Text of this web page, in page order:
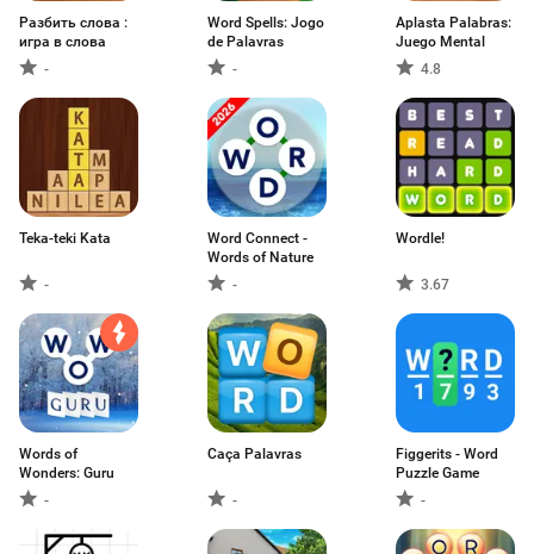
Разбить слова :
игра в слова
-
Word Spells: Jogo
de Palavras
-
Aplasta Palabras:
Juego Mental
4.8
Teka-teki Kata
-
Word Connect -
Words of Nature
-
Wordle!
3.67
Words of
Wonders: Guru
-
Caça Palavras
-
Figgerits - Word
Puzzle Game
-